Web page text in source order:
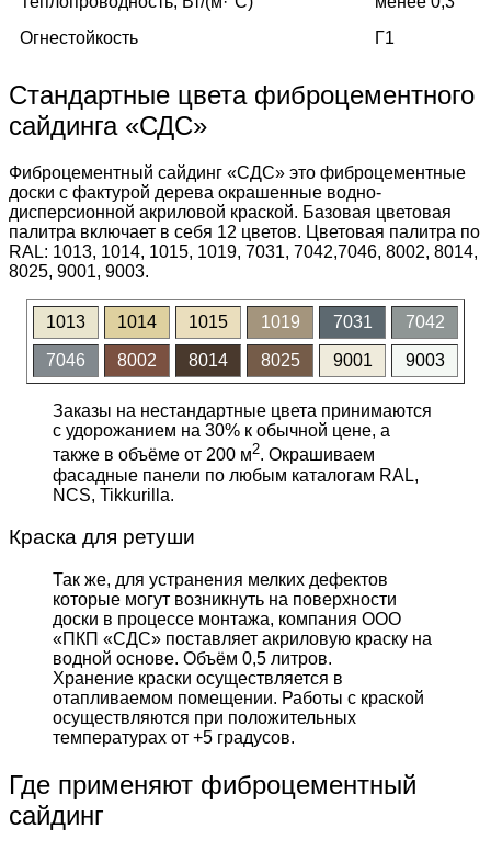
Огнестойкость
Г1
Стандартные цвета фиброцементного
сайдинга «СДС»
Фиброцементный сайдинг «СДС» это фиброцементные
доски с фактурой дерева окрашенные водно-
дисперсионной акриловой краской. Базовая цветовая
палитра включает в себя 12 цветов. Цветовая палитра по
RAL: 1013, 1014, 1015, 1019, 7031, 7042,7046, 8002, 8014,
8025, 9001, 9003.
1013 1014 1015 1019 7031 7042
7046 8002 8014 8025 9001 9003
Заказы на нестандартные цвета принимаются
с удорожанием на 30% к обычной цене, а
также в объёме от 200 м2. Окрашиваем
фасадные панели по любым каталогам RAL,
NCS, Tikkurilla.
Краска для ретуши
Так же, для устранения мелких дефектов
которые могут возникнуть на поверхности
доски в процессе монтажа, компания ООО
«ПКП «СДС» поставляет акриловую краску на
водной основе. Объём 0,5 литров.
Хранение краски осуществляется в
отапливаемом помещении. Работы с краской
осуществляются при положительных
температурах от +5 градусов.
Где применяют фиброцементный
сайдинг